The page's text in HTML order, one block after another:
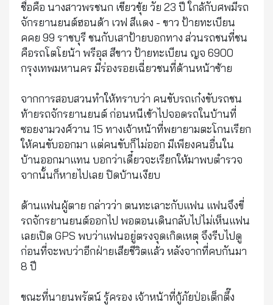
ชื่อคือ นางสาวพรชนก เขียวขุ้ย วัย 23 ปี ใกล้กับศพมีรถ
จักรยานยนต์ฮอนด้า เวฟ สีแดง - ขาว ป้ายทะเบียน
คคย 99 ราชบุรี ชนกับเสาป้ายบอกทาง ส่วนรถชนที่ชน
คือรถโตโยน้า พรีอุส สีขาว ป้ายทะเบียน ญจ 6900
กรุงเทพมหานคร มีร่องรอยเฉี่ยวชนที่ด้านหน้าซ้าย
จากการสอบสวนทำให้ทราบว่า คนขับรถเก๋งขับรถชน
ท้ายรถจักรยานยนต์ ก่อนหนีเข้าไปจอดรถในบ้านที่
ซอยงามวงศ์วาน 15 ทางเจ้าหน้าที่พยายามตะโกนเรียก
ให้คนขับออกมา แต่คนขับก็ไม่ออก มีเพียงคนอื่นใน
บ้านออกมาแทน บอกว่าเดี๋ยวจะเรียกให้มาพบตำรวจ
จากนั้นก็หายไปเลย ปิดบ้านเงียบ
ด้านแฟนผู้ตาย กล่าวว่า ตนทะเลาะกับแฟน แฟนจึงขี่
รถจักรยานยนต์ออกไป พอตอนเดินกลับไปไม่เห็นแฟน
เลยเปิด GPS พบว่าแฟนอยู่ตรงจุดเกิดเหตุ จึงรีบไปดู
ก่อนที่จะพบว่าอีกฝ่ายเสียชีวิตแล้ว หลังจากที่คบกันมา
8 ปี
ขณะที่นายนพรัตน์ รู้ครอง เจ้าหน้าที่กู้ภัยป่อเต็กตึ๊ง